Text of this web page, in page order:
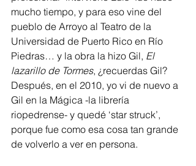
mucho tiempo, y para eso vine del
pueblo de Arroyo al Teatro de la
Universidad de Puerto Rico en Río
Piedras… y la obra la hizo Gil, El
lazarillo de Tormes, ¿recuerdas Gil?
Después, en el 2010, yo vi de nuevo a
Gil en la Mágica -la librería
riopedrense- y quedé ‘star struck’,
porque fue como esa cosa tan grande
de volverlo a ver en persona.